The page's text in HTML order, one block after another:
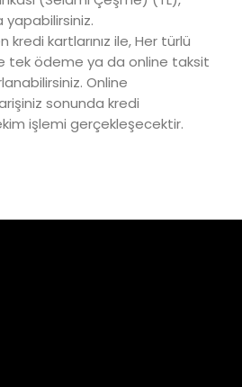
yapabilirsiniz.
kredi kartlarınız ile, Her türlü
tek ödeme ya da online taksit
Online
sonunda kredi
işlemi gerçekleşecektir.